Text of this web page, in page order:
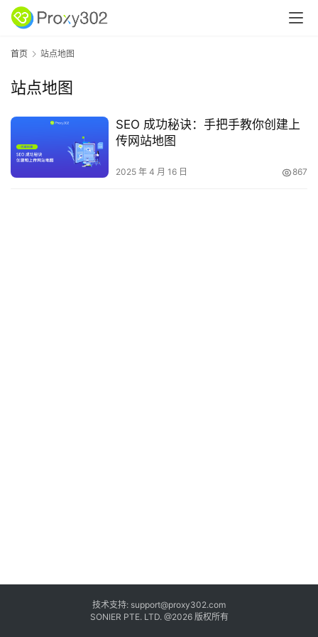
首页 站点地图
站点地图
SEO 成功秘诀：手把手教你创建上
传网站地图
2025 年 4 月 16 日 867
技术支持: support@proxy302.com
SONIER PTE. LTD. @2026 版权所有